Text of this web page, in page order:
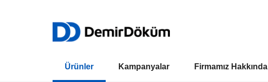
Ürünler Kampanyalar Firmamız Hakkında